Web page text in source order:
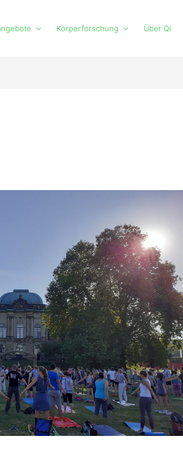
Körperforschung Über Qi